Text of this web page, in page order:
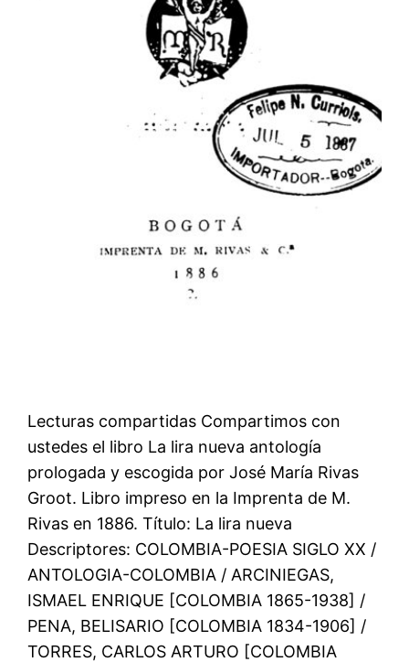
Lecturas compartidas Compartimos con
ustedes el libro La lira nueva antología
prologada y escogida por José María Rivas
Groot. Libro impreso en la Imprenta de M.
Rivas en 1886. Título: La lira nueva
Descriptores: COLOMBIA-POESIA SIGLO XX /
ANTOLOGIA-COLOMBIA / ARCINIEGAS,
ISMAEL ENRIQUE [COLOMBIA 1865-1938] /
PENA, BELISARIO [COLOMBIA 1834-1906] /
TORRES, CARLOS ARTURO [COLOMBIA